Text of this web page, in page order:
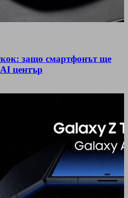
защо смартфонът ще
център